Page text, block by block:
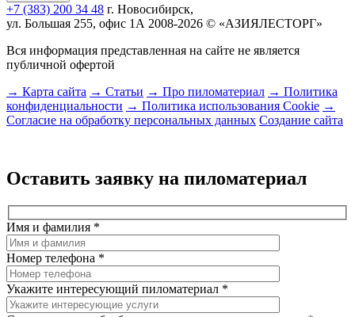
+7 (383) 200 34 48 г. Новосибирск,
ул. Большая 255, офис 1А 2008-2026 © «АЗИЯЛЕСТОРГ»
Вся информация представленная на сайте не является
публичной офертой
→ Карта сайта → Статьи → Про пиломатериал → Политика
конфиденциальности → Политика использования Cookie →
Согласие на обработку персональных данных Создание сайта
Оставить заявку на пиломатериал
Имя и фамилия *
Номер телефона *
Укажите интересующий пиломатериал *